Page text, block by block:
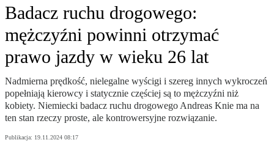
Badacz ruchu drogowego:
mężczyźni powinni otrzymać
prawo jazdy w wieku 26 lat
Nadmierna prędkość, nielegalne wyścigi i szereg innych wykroczeń
popełniają kierowcy i statycznie częściej są to mężczyźni niż
kobiety. Niemiecki badacz ruchu drogowego Andreas Knie ma na
ten stan rzeczy proste, ale kontrowersyjne rozwiązanie.
Publikacja: 19.11.2024 08:17